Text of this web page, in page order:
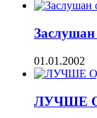
Заслушан
01.01.2002
ЛУЧШЕ